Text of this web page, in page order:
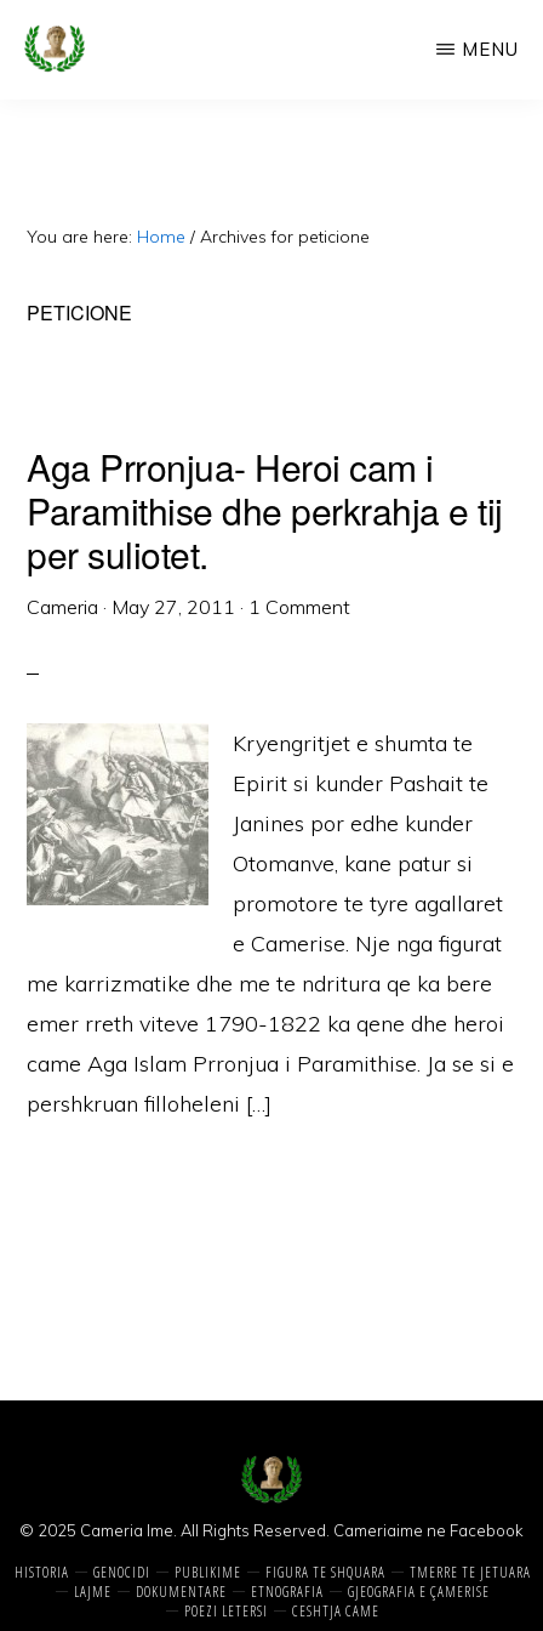
Skip
Faqe
Dedikuar
MENU
You are here: Home / Archives for peticione
PETICIONE
Aga Prronjua- Heroi cam i
Paramithise dhe perkrahja e tij
per suliotet.
Cameria · May 27, 2011 · 1 Comment
Kryengritjet e shumta te
Epirit si kunder Pashait te
Janines por edhe kunder
Otomanve, kane patur si
promotore te tyre agallaret
e Camerise. Nje nga figurat
me karrizmatike dhe me te ndritura qe ka bere
emer rreth viteve 1790-1822 ka qene dhe heroi
came Aga Islam Prronjua i Paramithise. Ja se si e
pershkruan filloheleni […]
© 2025 Cameria Ime. All Rights Reserved. Cameriaime ne Facebook
HISTORIA GENOCIDI PUBLIKIME FIGURA TE SHQUARA
TMERRE TE JETUARA
LAJME
DOKUMENTARE ETNOGRAFIA
GJEOGRAFIA E ÇAMERISE
POEZI LETERSI
CESHTJA CAME